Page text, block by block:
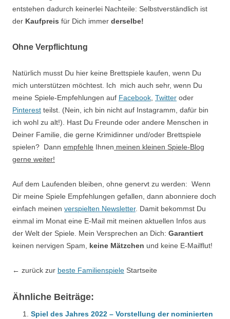
entstehen dadurch keinerlei Nachteile: Selbstverständlich ist
der Kaufpreis für Dich immer derselbe!
Ohne Verpflichtung
Natürlich musst Du hier keine Brettspiele kaufen, wenn Du
mich unterstützen möchtest. Ich mich auch sehr, wenn Du
meine Spiele-Empfehlungen auf Facebook, Twitter oder
Pinterest teilst. (Nein, ich bin nicht auf Instagramm, dafür bin
ich wohl zu alt!). Hast Du Freunde oder andere Menschen in
Deiner Familie, die gerne Krimidinner und/oder Brettspiele
spielen? Dann empfehle Ihnen meinen kleinen Spiele-Blog
gerne weiter!
Auf dem Laufenden bleiben, ohne genervt zu werden: Wenn
Dir meine Spiele Empfehlungen gefallen, dann abonniere doch
einfach meinen verspielten Newsletter. Damit bekommst Du
einmal im Monat eine E-Mail mit meinen aktuellen Infos aus
der Welt der Spiele. Mein Versprechen an Dich: Garantiert
keinen nervigen Spam, keine Mätzchen und keine E-Mailflut!
← zurück zur beste Familienspiele Startseite
Ähnliche Beiträge:
Spiel des Jahres 2022 – Vorstellung der nominierten